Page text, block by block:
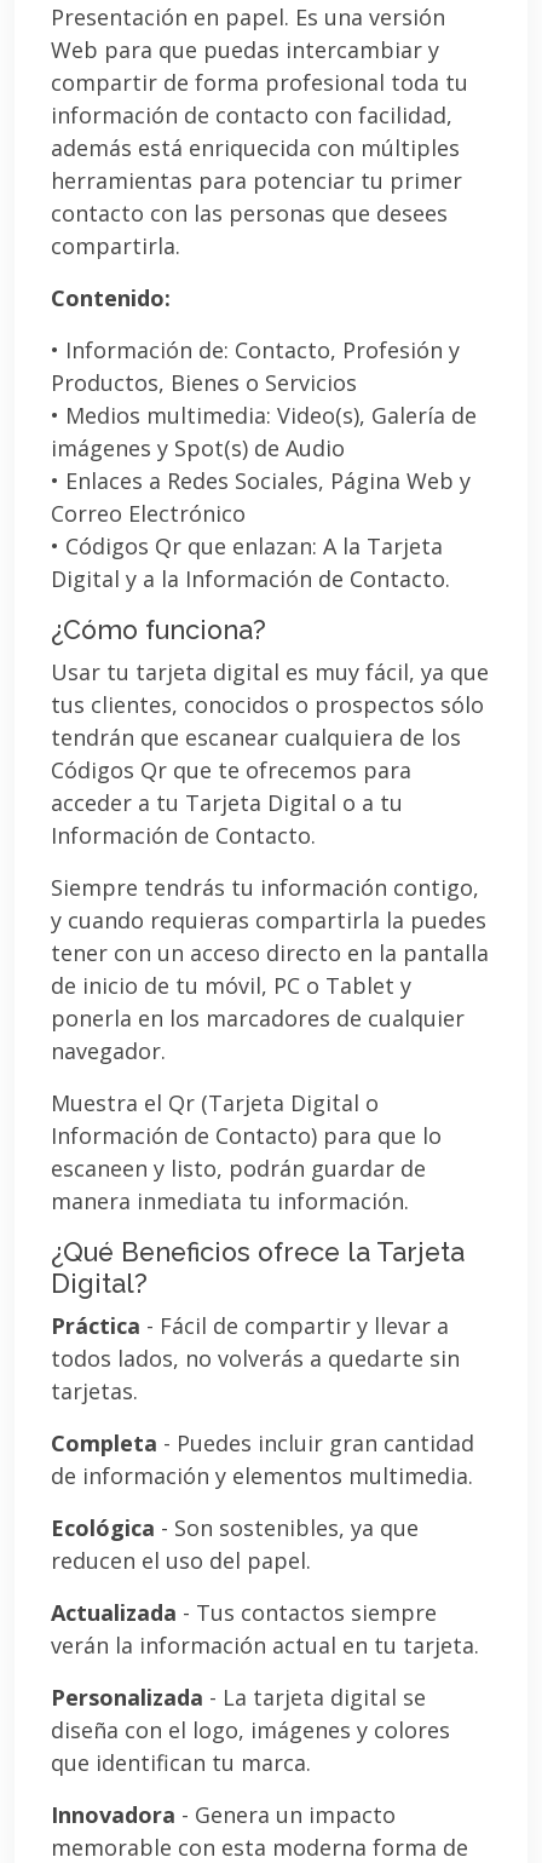
Presentación en papel. Es una versión
Web para que puedas intercambiar y
compartir de forma profesional toda tu
información de contacto con facilidad,
además está enriquecida con múltiples
herramientas para potenciar tu primer
contacto con las personas que desees
compartirla.
Contenido:
• Información de: Contacto, Profesión y
Productos, Bienes o Servicios
• Medios multimedia: Video(s), Galería de
imágenes y Spot(s) de Audio
• Enlaces a Redes Sociales, Página Web y
Correo Electrónico
• Códigos Qr que enlazan: A la Tarjeta
Digital y a la Información de Contacto.
¿Cómo funciona?
Usar tu tarjeta digital es muy fácil, ya que
tus clientes, conocidos o prospectos sólo
tendrán que escanear cualquiera de los
Códigos Qr que te ofrecemos para
acceder a tu Tarjeta Digital o a tu
Información de Contacto.
Siempre tendrás tu información contigo,
y cuando requieras compartirla la puedes
tener con un acceso directo en la pantalla
de inicio de tu móvil, PC o Tablet y
ponerla en los marcadores de cualquier
navegador.
Muestra el Qr (Tarjeta Digital o
Información de Contacto) para que lo
escaneen y listo, podrán guardar de
manera inmediata tu información.
¿Qué Beneficios ofrece la Tarjeta
Digital?
Práctica - Fácil de compartir y llevar a
todos lados, no volverás a quedarte sin
tarjetas.
Completa - Puedes incluir gran cantidad
de información y elementos multimedia.
Ecológica - Son sostenibles, ya que
reducen el uso del papel.
Actualizada - Tus contactos siempre
verán la información actual en tu tarjeta.
Personalizada - La tarjeta digital se
diseña con el logo, imágenes y colores
que identifican tu marca.
Innovadora - Genera un impacto
memorable con esta moderna forma de